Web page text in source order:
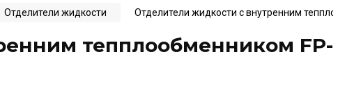
Отделители жидкости Отделители жидкости с внутренним
тепплообменником FP-